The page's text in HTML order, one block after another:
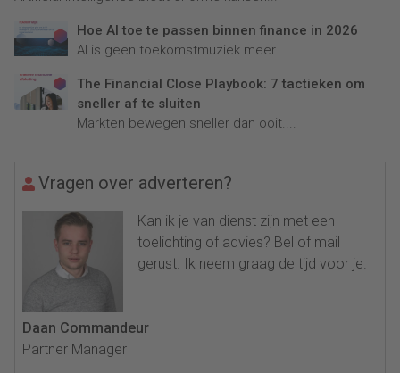
Hoe AI toe te passen binnen finance in 2026
AI is geen toekomstmuziek meer...
The Financial Close Playbook: 7 tactieken om
sneller af te sluiten
Markten bewegen sneller dan ooit....
Vragen over adverteren?
Kan ik je van dienst zijn met een
toelichting of advies? Bel of mail
gerust. Ik neem graag de tijd voor je.
Daan Commandeur
Partner Manager